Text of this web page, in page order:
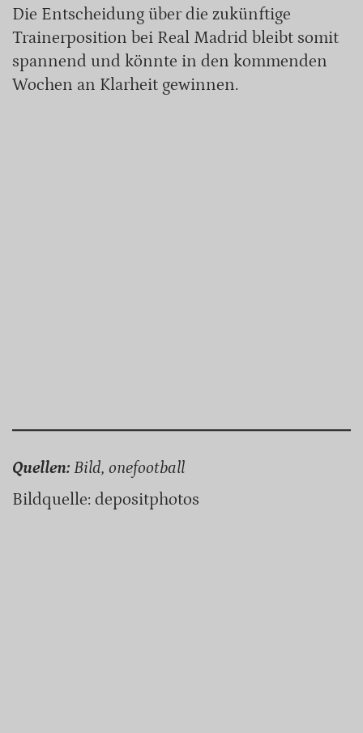
Die Entscheidung über die zukünftige
Trainerposition bei Real Madrid bleibt somit
spannend und könnte in den kommenden
Wochen an Klarheit gewinnen.
Quellen: Bild, onefootball
Bildquelle: depositphotos